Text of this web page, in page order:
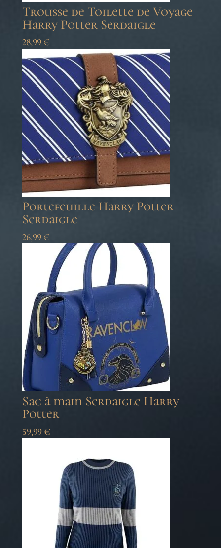
Trousse de Toilette de Voyage
Harry Potter Serdaigle
28,99 €
Portefeuille Harry Potter
Serdaigle
26,99 €
Sac à main Serdaigle Harry
Potter
59,99 €